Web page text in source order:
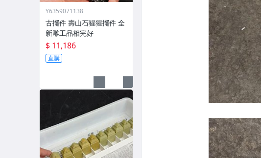
Y6359071138
古擺件 壽山石猩猩擺件 全
新雕工品相完好
$ 11,186
直購